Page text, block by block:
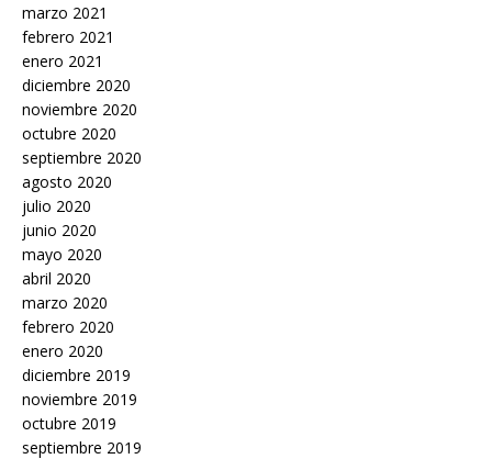
marzo 2021
febrero 2021
enero 2021
diciembre 2020
noviembre 2020
octubre 2020
septiembre 2020
agosto 2020
julio 2020
junio 2020
mayo 2020
abril 2020
marzo 2020
febrero 2020
enero 2020
diciembre 2019
noviembre 2019
octubre 2019
septiembre 2019